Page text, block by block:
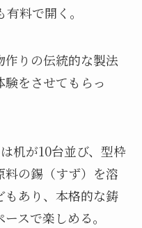
料で開く。
りの伝統的な製法
験をさせてもらっ
机が10台並び、型枠
料の錫（すず）を溶
もあり、本格的な鋳
スで楽しめる。